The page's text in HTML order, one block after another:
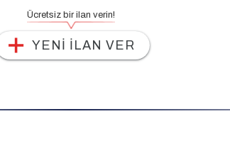
Ücretsiz bir ilan verin!
YENİ İLAN VER